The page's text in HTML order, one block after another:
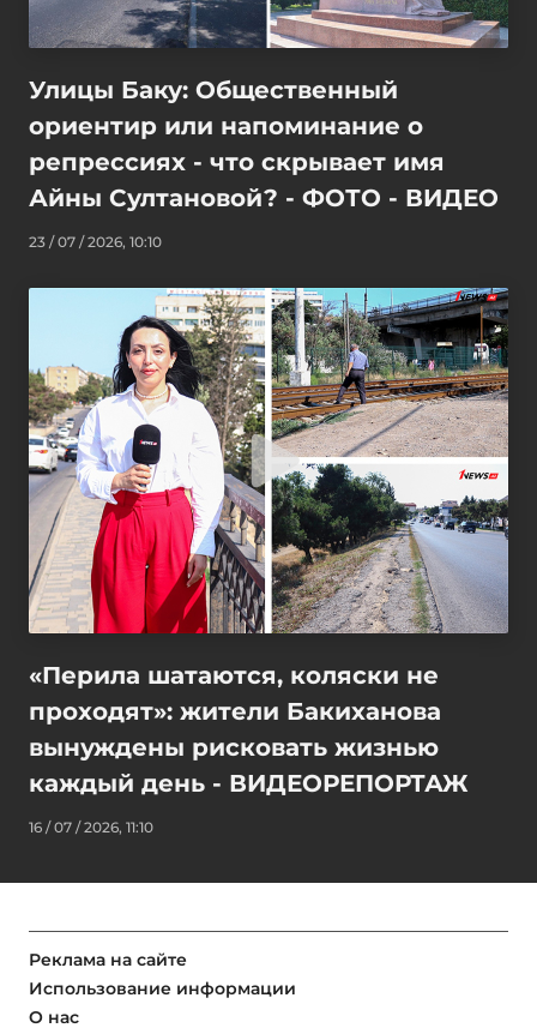
Улицы Баку: Общественный
ориентир или напоминание о
репрессиях - что скрывает имя
Айны Султановой? - ФОТО - ВИДЕО
23 / 07 / 2026, 10:10
«Перила шатаются, коляски не
проходят»: жители Бакиханова
вынуждены рисковать жизнью
каждый день - ВИДЕОРЕПОРТАЖ
16 / 07 / 2026, 11:10
Реклама на сайте
Использование информации
О нас